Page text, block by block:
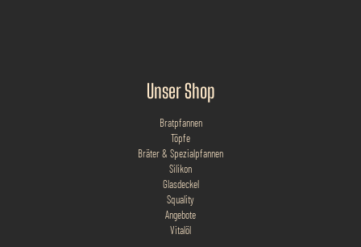
Unser Shop
Bratpfannen
Töpfe
Bräter & Spezialpfannen
Silikon
Glasdeckel
Squality
Angebote
Vitalöl